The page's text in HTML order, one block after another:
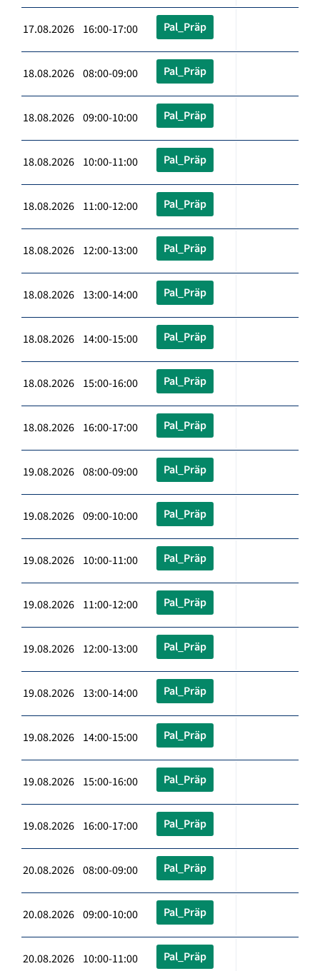
17.08.2026 16:00-17:00 Pal_Präp
18.08.2026 08:00-09:00 Pal_Präp
18.08.2026 09:00-10:00 Pal_Präp
18.08.2026 10:00-11:00 Pal_Präp
18.08.2026 11:00-12:00 Pal_Präp
18.08.2026 12:00-13:00 Pal_Präp
18.08.2026 13:00-14:00 Pal_Präp
18.08.2026 14:00-15:00 Pal_Präp
18.08.2026 15:00-16:00 Pal_Präp
18.08.2026 16:00-17:00 Pal_Präp
19.08.2026 08:00-09:00 Pal_Präp
19.08.2026 09:00-10:00 Pal_Präp
19.08.2026 10:00-11:00 Pal_Präp
19.08.2026 11:00-12:00 Pal_Präp
19.08.2026 12:00-13:00 Pal_Präp
19.08.2026 13:00-14:00 Pal_Präp
19.08.2026 14:00-15:00 Pal_Präp
19.08.2026 15:00-16:00 Pal_Präp
19.08.2026 16:00-17:00 Pal_Präp
20.08.2026 08:00-09:00 Pal_Präp
20.08.2026 09:00-10:00 Pal_Präp
20.08.2026 10:00-11:00 Pal_Präp